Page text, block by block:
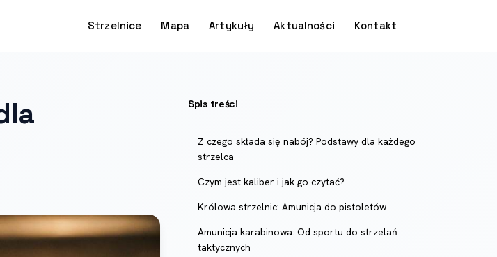
Strzelnice Mapa Artykuły Aktualności Kontakt
Spis treści
Z czego składa się nabój? Podstawy dla każdego
strzelca
Czym jest kaliber i jak go czytać?
Królowa strzelnic: Amunicja do pistoletów
Amunicja karabinowa: Od sportu do strzelań
taktycznych